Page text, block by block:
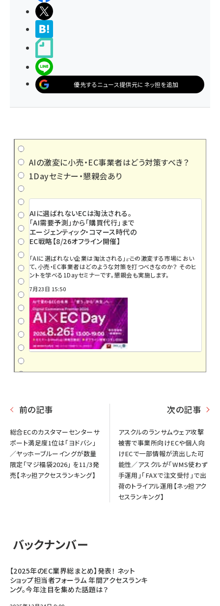
優先するニュース提供元にネッ担を追加
AIの激変に小売・EC事業者はどう対策すべき？
1Dayセミナー・懇親会あり
AIに選ばれないECは淘汰される。
「AI需要予測」から「購買代行」まで
エージェンティック・コマース時代の
EC戦略【8/26オフライン開催】
「AIに選ばれない企業は淘汰される」――。この激変する市場におい
て、小売・EC事業者はどのような対策を打つべきなのか？ そのヒ
ントを学べる1Dayセミナーです。懇親会も実施します。
7月23日 15:50
前の記事
総合ECのカスタマーセンターサ
ポート満足度1位は「ヨドバシ」
／ヤッホーブルーイングが数量
限定「マジ福袋2026」 を11/3発
売【ネッ担アクセスランキング】
次の記事
アスクルのランサムウェア攻撃
被害で事業所向けECや個人向
けECで一部情報が流出した可
能性／アスクルが「WMS使わず
手運用」「FAXで注文受付」で出
荷のトライアル運用【ネッ担アク
セスランキング】
バックナンバー
【2025年のEC業界総まとめ】発表！ ネット
ショップ担当者フォーラム 年間アクセスランキ
ング。今年注目を集めた話題は？